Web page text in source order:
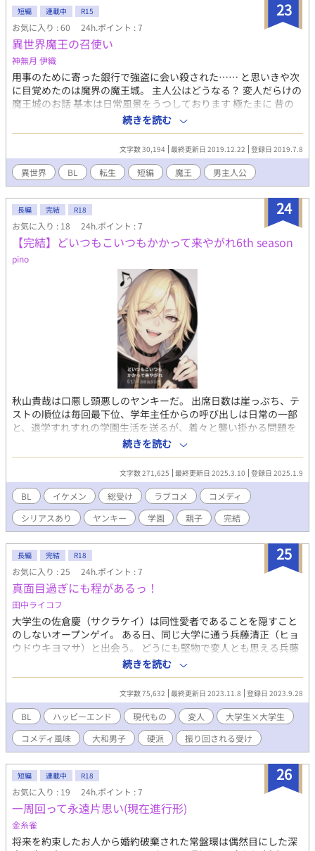
だ名はテンション眼鏡（本編ほぼ外してます）/マイペース 攻めと
結ばれる迄の数年間を書ききれたら良いなと思ってます。 PS、亀
更新ですが書きたいものを書きたいだけ進めていくスタイルで
す。他作品に手を伸ばしている場合もあるのでご了承くださいま
しm
23
短編 連載中 R15
お気に入り : 60 24h.ポイント : 7
異世界魔王の召使い
神無月 伊織
用事のために寄った銀行で強盗に会い殺された…… と思いきや次
に目覚めたのは魔界の魔王城。 主人公はどうなる？ 変人だらけの
魔王城のお話 基本は日常風景をうつしております 極たまに 昔の
出来事、真実、心の闇……等を えっちいのはご想像におまかせで(
⁎ᵕᴗᵕ⁎ )♡♡ って言いたいけど作者がもろ(？)に近況で言ってるか
続きを読む
文字数 30,194 最終更新日 2019.12.22 登録日 2019.7.8
異世界 BL 転生 短編 魔王 男主人公
24
長編 完結 R18
お気に入り : 18 24h.ポイント : 7
【完結】どいつもこいつもかかって来やがれ6th season
pino
秋山貴哉は口悪し頭悪しのヤンキーだ。 出席日数は崖っぷち、テ
ストの順位は毎回最下位、学年主任からの呼び出しは日常の一部
と、退学すれすれの学園生活を送るが、着々と襲い掛かる問題を
乗り越えて行きとうとう冬休みに突入！が、ここでも貴哉にとっ
て更なる難題が待ち受けていた。「お前最近周りから評価されて
るようだか調子に乗り過ぎだ」まさかの親睦を深めたと思ってい
た担任からの言葉に貴哉はどう出るのか！？ そしておかしな関係
になってしまった元恋人達、伊織と空とは相変わらずな関係を続
けているが、貴哉の事を好きなのは二人だけじゃなかった。迫り
来るクリスマスに貴哉争奪戦が今始まる！ 果たして貴哉は誰とク
リスマスを過ごし、誰と年を越すのか？ そもそも貴哉に冬休みは
訪れるのか？ 6th seasonスタートです！ 基本コメディ多めです
が、性的描写も有ります。 ＢＬです。 今回の表紙は奇人変人男、
桃山湊（5thのその後の後の姿）です。 こちらは6th seasonとな
っております。 前作の続きとなっておりますので、より楽しみた
い方は、完結している『どいつもこいつもかかって来やがれ』か
ら『どいつもこいつもかかって来やがれ5thのその後』までを先に
お読み下さい。 貴哉視点の話です。 ※印がついている話は貴哉以
外の視点での話になってます。
続きを読む
文字数 271,625 最終更新日 2025.3.10 登録日 2025.1.9
BL イケメン 総受け ラブコメ
コメディ
シリアスあり
ヤンキー 学園 親子 完結
25
長編 完結 R18
お気に入り : 25 24h.ポイント : 7
真面目過ぎにも程があるっ！
田中ライコフ
大学生の佐倉慶（サクラケイ）は同性愛者であることを隠すこと
のしないオープンゲイ。 ある日、同じ大学に通う兵藤清正（ヒョ
ウドウキヨマサ）と出会う。 どうにも堅物で変人とも思える兵藤
に、佐倉は好奇心からあるイタズラをしてしまい、そこから二人
の関係は大きく変わり始めた。
続きを読む
文字数 75,632 最終更新日 2023.11.8 登録日 2023.9.28
BL ハッピーエンド 現代もの 変人
大学生×大学生
コメディ風味
大和男子 硬派 振り回される受け
26
短編 連載中 R18
お気に入り : 19 24h.ポイント : 7
一周回って永遠片思い(現在進行形)
金糸雀
将来を約束したお人から婚約破棄された常盤環は偶然目にした深